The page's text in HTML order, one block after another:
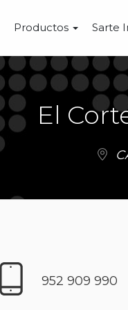
Productos Sarte
El
952 909 990